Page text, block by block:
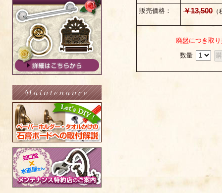
販売価格： ￥13,500
廃盤につき取
数量